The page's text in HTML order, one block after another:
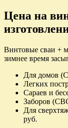
Ценa на
Винтовые сваи +
зимнее время
Для домов
Легких
Сараев и
Заборов
Для
руб.